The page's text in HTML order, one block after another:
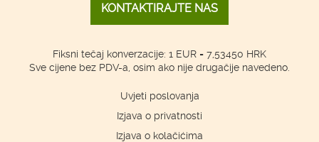
KONTAKTIRAJTE NAS
Fiksni tečaj konverzacije: 1 EUR = 7,53450 HRK
Sve cijene bez PDV-a, osim ako nije drugačije navedeno.
Uvjeti poslovanja
Izjava o privatnosti
Izjava o kolačićima